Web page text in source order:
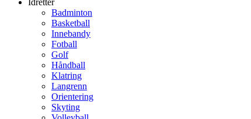
Idretter
Badminton
Basketball
Innebandy
Fotball
Golf
Håndball
Klatring
Langrenn
Orientering
Skyting